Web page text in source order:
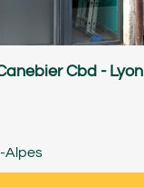
Cbd - Lyon
Alpes